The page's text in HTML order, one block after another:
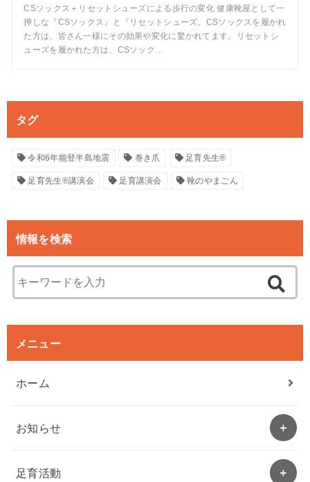
CSソックス＋リセットシューズによる歩行の変化 健康靴屋として一
押しな『CSソックス』と『リセットシューズ。CSソックスを履かれ
た方は、皆さん一様にその効果や変化に驚かれてます。リセットシ
ューズを履かれた方は、CSソック…
タグ
令和6年能登半島地震 巻き爪 足育先生®
足育先生®講演会 足育講演会 靴のやまごん
情報を検索
メニュー
ホーム
お知らせ
足育活動